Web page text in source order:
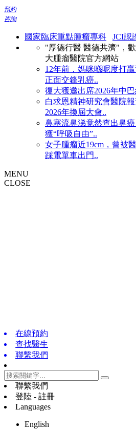
預約
咨詢
國家臨床重點腫瘤專科
JCI認
"厚德行醫 醫德共濟"，
大腫瘤醫院官方網站
12年前，媽咪喺呢度打
正面交鋒乳癌..
復大獲邀出席2026年中
白求恩精神研究會醫院
2026年換屆大會..
鼻塞流鼻涕竟然查出鼻
獲“呼吸自由”..
女子腫瘤近19cm，曾被
踩電單車出門..
MENU
CLOSE
在線預約
查找醫生
聯繫我們
聯繫我們
登陸 - 註冊
Languages
English